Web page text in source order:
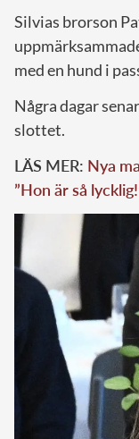
Silvias brorson
med en hund i
Några dagar
slottet.
LÄS MER: Nya
”Hon är så